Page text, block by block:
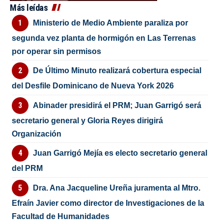
Más leídas
Ministerio de Medio Ambiente paraliza por
segunda vez planta de hormigón en Las Terrenas
por operar sin permisos
De Último Minuto realizará cobertura especial
del Desfile Dominicano de Nueva York 2026
Abinader presidirá el PRM; Juan Garrigó será
secretario general y Gloria Reyes dirigirá
Organización
Juan Garrigó Mejía es electo secretario general
del PRM
Dra. Ana Jacqueline Ureña juramenta al Mtro.
Efraín Javier como director de Investigaciones de la
Facultad de Humanidades